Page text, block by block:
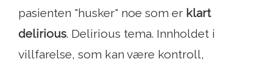
pasienten "husker" noe som er klart
delirious. Delirious tema. Innholdet i
villfarelse, som kan være kontroll,